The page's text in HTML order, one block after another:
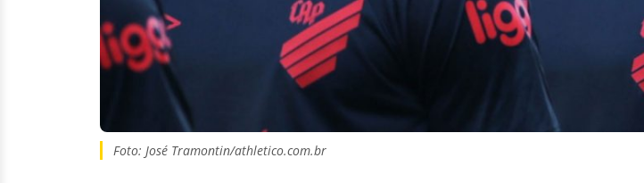
Foto: José Tramontin/athletico.com.br